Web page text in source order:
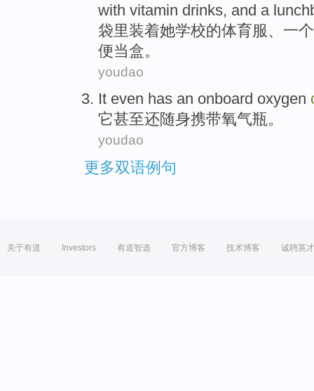
with vitamin drinks, and a
袋里装着她学校的体育服、 一个
便当盒。
youdao
It even has an onboard oxygen
它甚至还随身携带氧气瓶。
youdao
更多双语例句
关于有道 Investors 有道智选 官方博客 技术博客 诚聘英才